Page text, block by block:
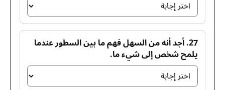
27. أجد أنه من السهل فهم ما بين السطور عندما
يلمح شخص إلى شيء ما.